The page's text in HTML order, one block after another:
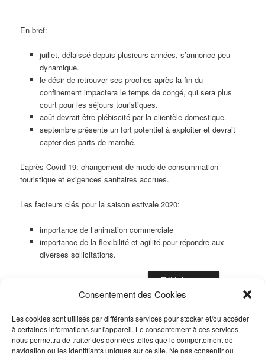
Consentement des Cookies
Les cookies sont utilisés par différents services pour stocker et/ou accéder
à certaines informations sur l'appareil. Le consentement à ces services
nous permettra de traiter des données telles que le comportement de
navigation ou les identifiants uniques sur ce site. Ne pas consentir ou
En bref:
juillet, délaissé depuis plusieurs années, s’annonce peu
dynamique.
le désir de retrouver ses proches après la fin du
confinement impactera le temps de congé, qui sera plus
court pour les séjours touristiques.
août devrait être plébiscité par la clientèle domestique.
septembre présente un fort potentiel à exploiter et devrait
capter des parts de marché.
L’après Covid-19: changement de mode de consommation
touristique et exigences sanitaires accrues.
Les facteurs clés pour la saison estivale 2020:
importance de l’animation commerciale
importance de la flexibilité et agilité pour répondre aux
diverses sollicitations.
Télécharger
Publié dans Observatoire du Tourisme , Toutes les Actualités
Marqué avec été 2020,G2A Consulting |Laisser un commentaire